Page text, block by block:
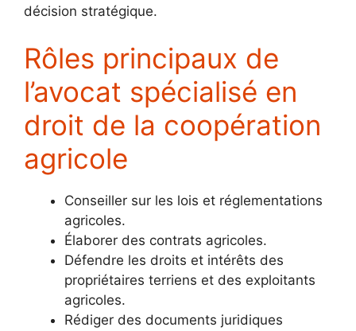
décision stratégique.
Rôles principaux de
l’avocat spécialisé en
droit de la coopération
agricole
Conseiller sur les lois et réglementations
agricoles.
Élaborer des contrats agricoles.
Défendre les droits et intérêts des
propriétaires terriens et des exploitants
agricoles.
Rédiger des documents juridiques